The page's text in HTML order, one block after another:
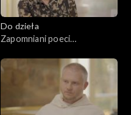
Do dzieła
Zapomniani poeci